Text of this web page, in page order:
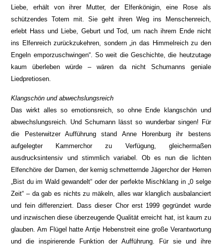
Liebe, erhält von ihrer Mutter, der Elfenkönigin, eine Rose als
schützendes Totem mit. Sie geht ihren Weg ins Menschenreich,
erlebt Hass und Liebe, Geburt und Tod, um nach ihrem Ende nicht
ins Elfenreich zurückzukehren, sondern „in das Himmelreich zu den
Engeln emporzuschwingen“. So weit die Geschichte, die heutzutage
kaum überleben würde – wären da nicht Schumanns geniale
Liedpretiosen.
Klangschön und abwechslungsreich
Das wirkt alles so emotionsreich, so ohne Ende klangschön und
abwechslungsreich. Und Schumann lässt so wunderbar singen! Für
die Pesterwitzer Aufführung stand Anne Horenburg ihr bestens
aufgelegter Kammerchor zu Verfügung, gleichermaßen
ausdrucksintensiv und stimmlich variabel. Ob es nun die lichten
Elfenchöre der Damen, der kernig schmetternde Jägerchor der Herren
„Bist du im Wald gewandelt“ oder der perfekte Mischklang in „0 selge
Zeit“ – da gab es nichts zu mäkeln, alles war klanglich ausbalanciert
und fein differenziert. Dass dieser Chor erst 1999 gegründet wurde
und inzwischen diese überzeugende Qualität erreicht hat, ist kaum zu
glauben. Am Flügel hatte Antje Hebenstreit eine große Verantwortung
und die inspirierende Funktion der Aufführung. Für sie und ihre